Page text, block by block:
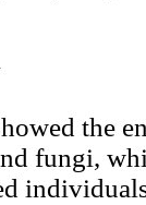
the
fungi,